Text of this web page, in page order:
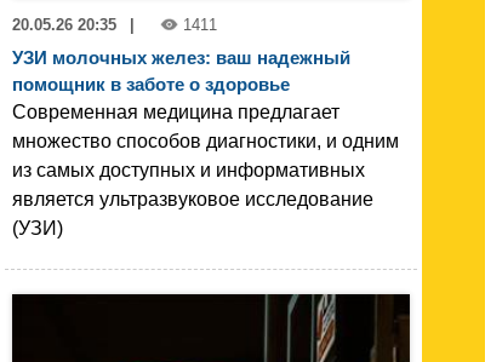
20.05.26 20:35 1411
УЗИ молочных желез: ваш надежный
помощник в заботе о здоровье
Современная медицина предлагает
множество способов диагностики, и одним
из самых доступных и информативных
является ультразвуковое исследование
(УЗИ)